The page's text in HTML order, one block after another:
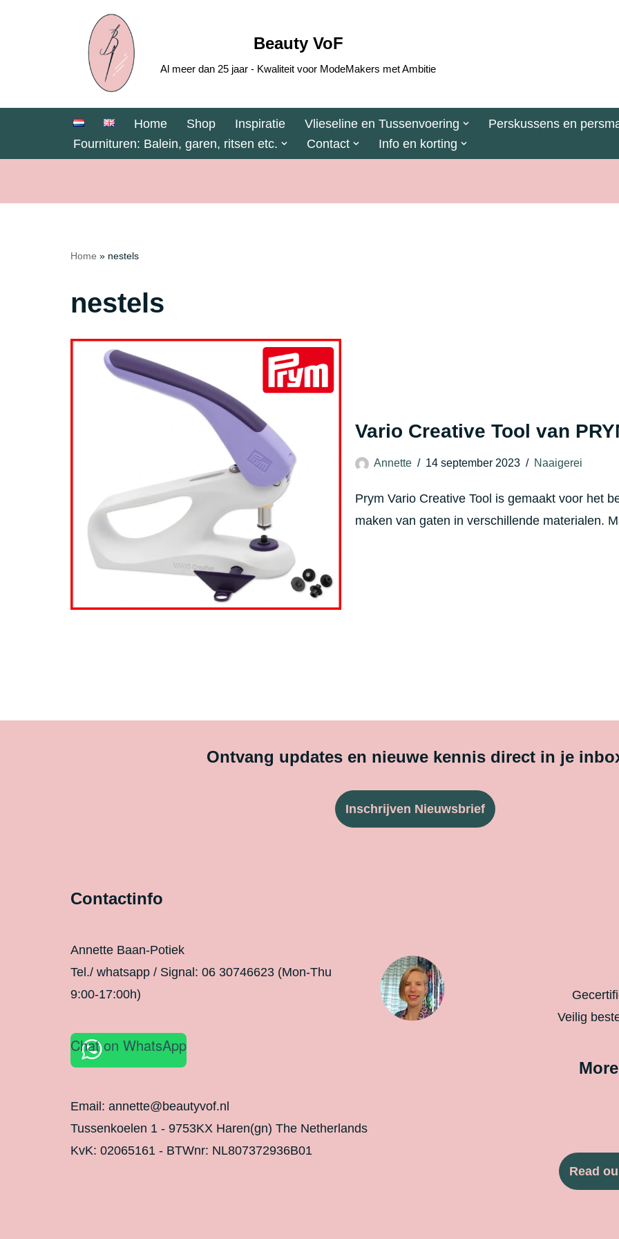
inhoud
Beauty VoF
Al meer dan 25 jaar - Kwaliteit voor ModeMakers met Ambitie
Home Shop Inspiratie Vlieseline en Tussenvoering
Perskussens en
Fournituren: Balein, garen, ritsen etc.
Contact Info en korting
Home » nestels
nestels
Vario Creative Tool van
Annette 14 september 2023 Naaigerei
Prym Vario Creative Tool is gemaakt voor het
maken van gaten in verschillende materialen.
Ontvang updates en nieuwe kennis direct in je
Inschrijven Nieuwsbrief
Contactinfo
Annette Baan-Potiek
Tel./ whatsapp / Signal: 06 30746623 (Mon-Thu
9:00-17:00h)
Chat on WhatsApp
Email: annette@beautyvof.nl
Tussenkoelen 1 - 9753KX Haren(gn) The Netherlands
KvK: 02065161 - BTWnr: NL807372936B01
Veilig
Read